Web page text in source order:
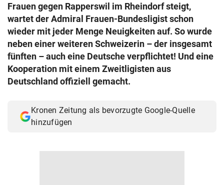
Frauen gegen Rapperswil im Rheindorf steigt,
wartet der Admiral Frauen-Bundesligist schon
wieder mit jeder Menge Neuigkeiten auf. So wurde
neben einer weiteren Schweizerin – der insgesamt
fünften – auch eine Deutsche verpflichtet! Und eine
Kooperation mit einem Zweitligisten aus
Deutschland offiziell gemacht.
Kronen Zeitung als bevorzugte Google-Quelle
hinzufügen